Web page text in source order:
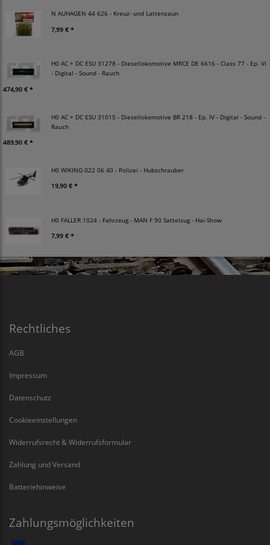
N AUHAGEN 44 626 - Kreuz- und Lattenzaun
7,99 € *
H0 AC + DC ESU 31278 - Diesellokomotive MRCE DE 6616 - Class 77 - Ep. VI
- Digital - Sound - Rauch
474,90 € *
H0 AC + DC ESU 31015 - Diesellokomotive BR 218 - Ep. IV - Digital - Sound -
Rauch
489,90 € *
H0 WIKING 022 06 40 - Polizei - Hubschrauber
19,90 € *
H0 FALLER 1024 - Fahrzeug - MAN F 90 Sattelzug - Hai-Show
7,99 € *
Rechtliches
AGB
Impressum
Datenschutz
Cookieeinstellungen
Widerrufsrecht & Widerrufsformular
Zahlung und Versand
Batteriehinweise
Zahlungsmöglichkeiten